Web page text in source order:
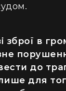
зброї в
до
для